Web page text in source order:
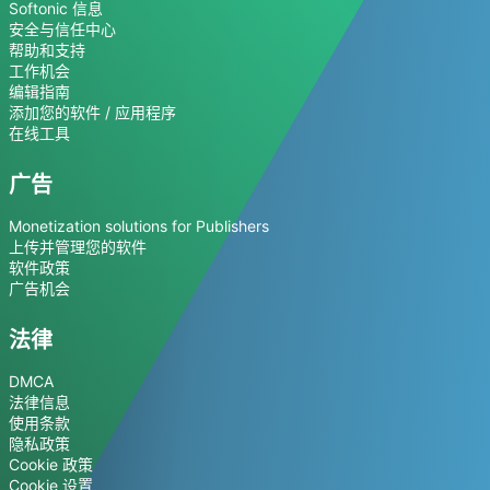
Softonic 信息
安全与信任中心
帮助和支持
工作机会
编辑指南
添加您的软件 / 应用程序
在线工具
广告
Monetization solutions for Publishers
上传并管理您的软件
软件政策
广告机会
法律
DMCA
法律信息
使用条款
隐私政策
Cookie 政策
Cookie 设置